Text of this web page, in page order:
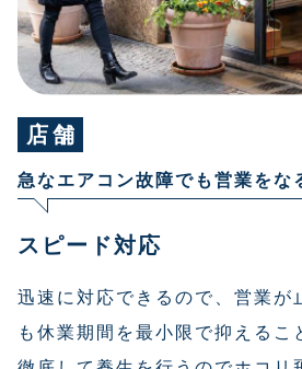
店舗
急なエアコン故障でも営業をな
スピード対応
迅速に対応できるので、営業が
も休業期間を最小限で抑えるこ